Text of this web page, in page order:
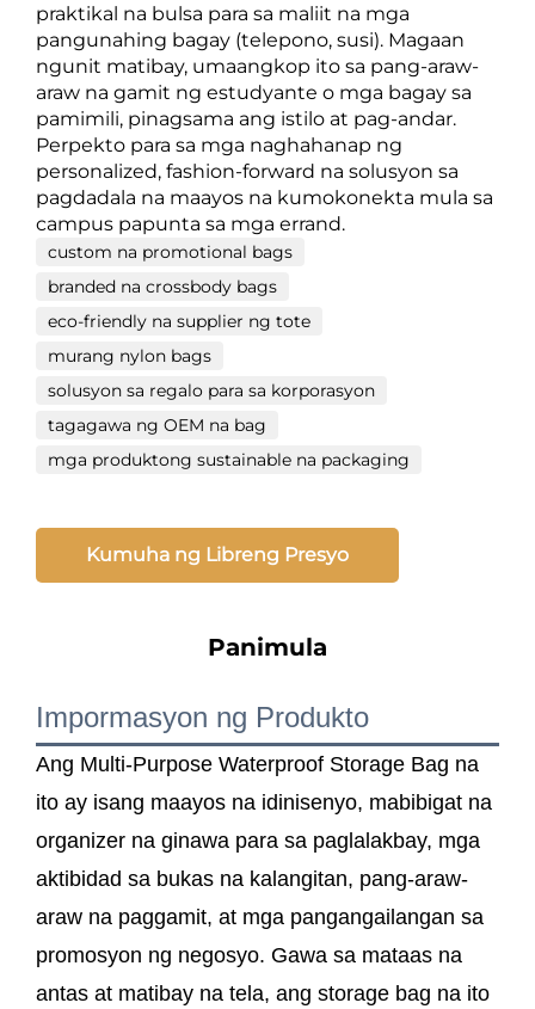
praktikal na bulsa para sa maliit na mga
pangunahing bagay (telepono, susi). Magaan
ngunit matibay, umaangkop ito sa pang-araw-
araw na gamit ng estudyante o mga bagay sa
pamimili, pinagsama ang istilo at pag-andar.
Perpekto para sa mga naghahanap ng
personalized, fashion-forward na solusyon sa
pagdadala na maayos na kumokonekta mula sa
campus papunta sa mga errand.
custom na promotional bags
branded na crossbody bags
eco-friendly na supplier ng tote
murang nylon bags
solusyon sa regalo para sa korporasyon
tagagawa ng OEM na bag
mga produktong sustainable na packaging
Kumuha ng Libreng Presyo
Panimula
Impormasyon ng Produkto
Ang Multi-Purpose Waterproof Storage Bag na
ito ay isang maayos na idinisenyo, mabibigat na
organizer na ginawa para sa paglalakbay, mga
aktibidad sa bukas na kalangitan, pang-araw-
araw na paggamit, at mga pangangailangan sa
promosyon ng negosyo. Gawa sa mataas na
antas at matibay na tela, ang storage bag na ito